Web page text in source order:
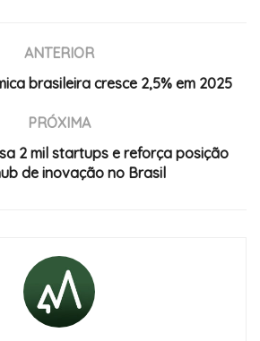
ANTERIOR
brasileira cresce 2,5% em 2025
PRÓXIMA
2 mil startups e reforça posição
de inovação no Brasil